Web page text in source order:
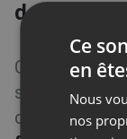
données
Connectez-
souris sur
droite de
Ce
en
Nous
nos